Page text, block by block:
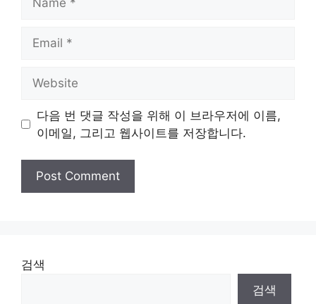
다음 번 댓글 작성을 위해 이 브라우저에 이름,
이메일, 그리고 웹사이트를 저장합니다.
검색
검색